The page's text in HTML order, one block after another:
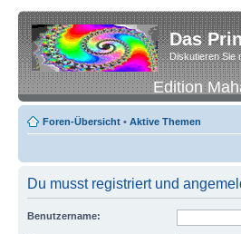
Das
Diskutieren Sie
Edition
Foren-Übersicht • Aktive Themen
Du musst registriert und
Benutzername: